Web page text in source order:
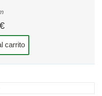
carrito